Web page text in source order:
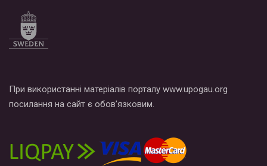
При використанні матеріалів порталу www.upogau.org
посилання на сайт є обов’язковим.